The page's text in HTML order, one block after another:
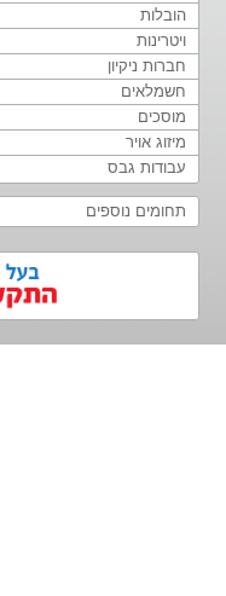
הובלות
ויטרינות
חברות ניקיון
חשמלאים
מוסכים
מיזוג אויר
עבודות גבס
תחומים נוספים